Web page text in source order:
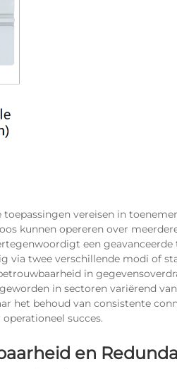
vereisen in
kunnen opereren over
een
via twee verschillende modi of
in
in sectoren variërend
het behoud van consistente
succes.
en